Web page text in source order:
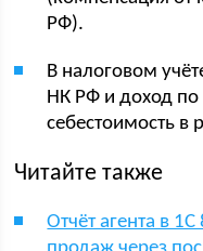
РФ).
В налоговом
НК РФ и доход по
себестоимость в
Читайте также
Отчёт агента в